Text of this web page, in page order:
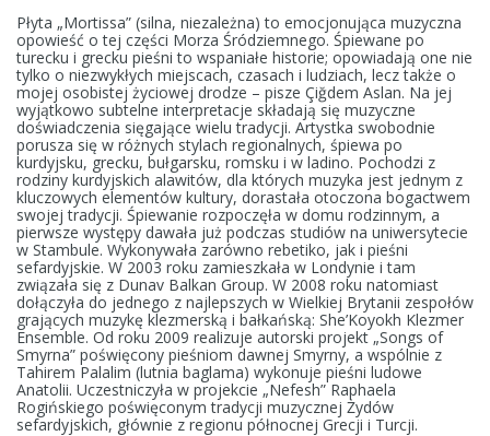
Płyta „Mortissa” (silna, niezależna) to emocjonująca muzyczna
opowieść o tej części Morza Śródziemnego. Śpiewane po
turecku i grecku pieśni to wspaniałe historie; opowiadają one nie
tylko o niezwykłych miejscach, czasach i ludziach, lecz także o
mojej osobistej życiowej drodze – pisze Çiğdem Aslan. Na jej
wyjątkowo subtelne interpretacje składają się muzyczne
doświadczenia sięgające wielu tradycji. Artystka swobodnie
porusza się w różnych stylach regionalnych, śpiewa po
kurdyjsku, grecku, bułgarsku, romsku i w ladino. Pochodzi z
rodziny kurdyjskich alawitów, dla których muzyka jest jednym z
kluczowych elementów kultury, dorastała otoczona bogactwem
swojej tradycji. Śpiewanie rozpoczęła w domu rodzinnym, a
pierwsze występy dawała już podczas studiów na uniwersytecie
w Stambule. Wykonywała zarówno rebetiko, jak i pieśni
sefardyjskie. W 2003 roku zamieszkała w Londynie i tam
związała się z Dunav Balkan Group. W 2008 roku natomiast
dołączyła do jednego z najlepszych w Wielkiej Brytanii zespołów
grających muzykę klezmerską i bałkańską: She’Koyokh Klezmer
Ensemble. Od roku 2009 realizuje autorski projekt „Songs of
Smyrna” poświęcony pieśniom dawnej Smyrny, a wspólnie z
Tahirem Palalim (lutnia baglama) wykonuje pieśni ludowe
Anatolii. Uczestniczyła w projekcie „Nefesh” Raphaela
Rogińskiego poświęconym tradycji muzycznej Żydów
sefardyjskich, głównie z regionu północnej Grecji i Turcji.